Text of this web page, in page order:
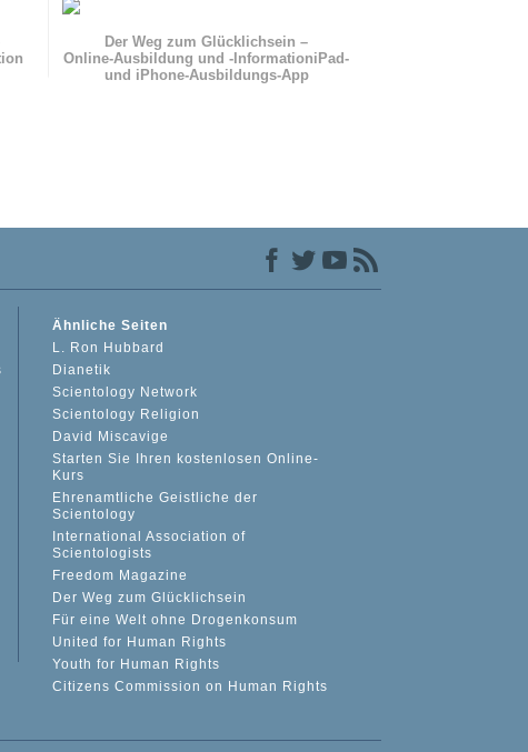
Der Weg zum Glücklichsein –
Online-Ausbildung und-InformationiPad-
und iPhone-Ausbildungs-App
Ähnliche Seiten
L. Ron Hubbard
Dianetik
Scientology Network
Scientology Religion
David Miscavige
Starten Sie Ihren kostenlosen Online-
Kurs
Ehrenamtliche Geistliche der
Scientology
International Association of
Scientologists
Freedom Magazine
Der Weg zum Glücklichsein
Für eine Welt ohne Drogenkonsum
United for Human Rights
Youth for Human Rights
Citizens Commission on Human Rights